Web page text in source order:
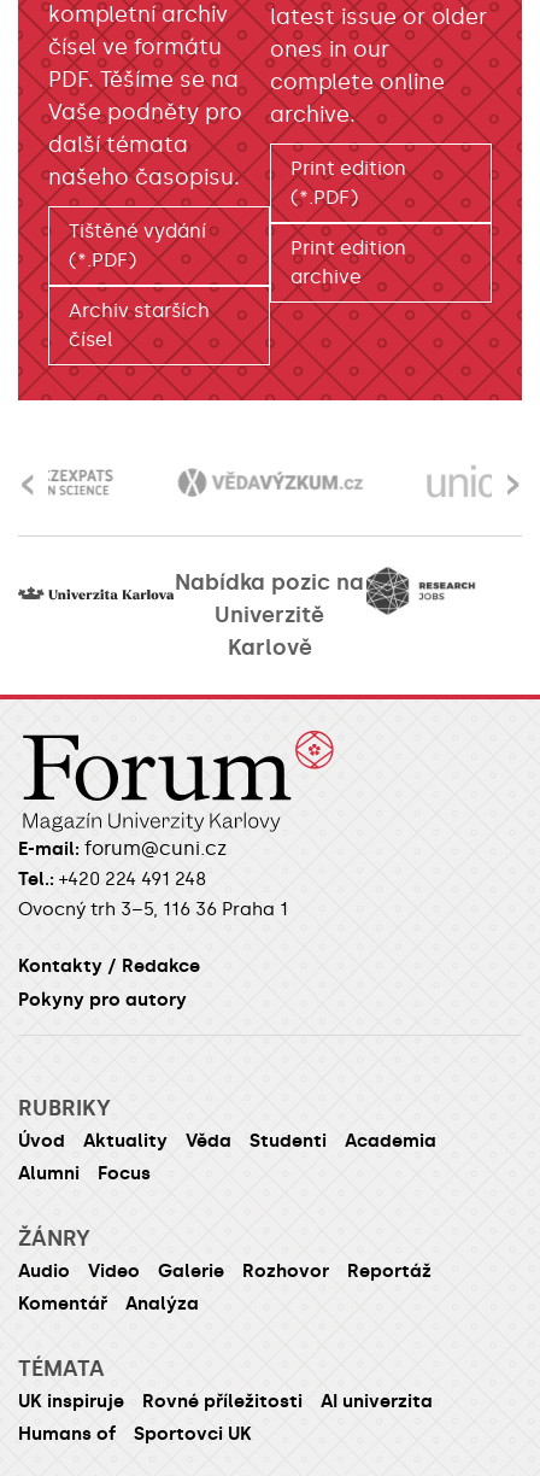
kompletní archiv
čísel ve formátu
PDF. Těšíme se na
Vaše podněty pro
další témata
našeho časopisu.
Tištěné vydání
(*.PDF)
Archiv starších
čísel
latest issue or older
ones in our
complete online
archive.
Print edition
(*.PDF)
Print edition
archive
›
‹
Nabídka pozic na
Univerzitě
Karlově
E-mail: forum@cuni.cz
Tel.: +420 224 491 248
Ovocný trh 3–5, 116 36 Praha 1
Kontakty / Redakce
Pokyny pro autory
RUBRIKY
Úvod Aktuality Věda Studenti
Academia
Alumni
Focus
ŽÁNRY
Audio Video Galerie Rozhovor
Reportáž
Komentář
Analýza
TÉMATA
UK inspiruje Rovné příležitosti
AI univerzita
Humans of
Sportovci UK